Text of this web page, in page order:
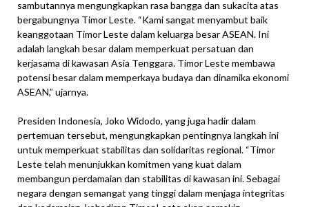
sambutannya mengungkapkan rasa bangga dan sukacita atas
bergabungnya Timor Leste. “Kami sangat menyambut baik
keanggotaan Timor Leste dalam keluarga besar ASEAN. Ini
adalah langkah besar dalam memperkuat persatuan dan
kerjasama di kawasan Asia Tenggara. Timor Leste membawa
potensi besar dalam memperkaya budaya dan dinamika ekonomi
ASEAN,” ujarnya.
Presiden Indonesia, Joko Widodo, yang juga hadir dalam
pertemuan tersebut, mengungkapkan pentingnya langkah ini
untuk memperkuat stabilitas dan solidaritas regional. “Timor
Leste telah menunjukkan komitmen yang kuat dalam
membangun perdamaian dan stabilitas di kawasan ini. Sebagai
negara dengan semangat yang tinggi dalam menjaga integritas